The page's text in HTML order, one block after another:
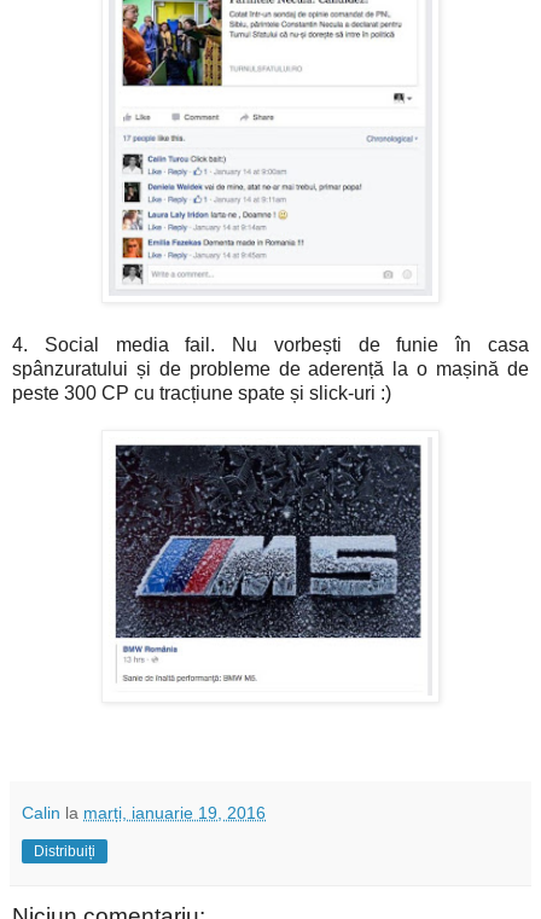
4. Social media fail. Nu vorbești de funie în casa
spânzuratului și de probleme de aderență la o mașină de
peste 300 CP cu tracțiune spate și slick-uri :)
Calin la marți, ianuarie 19, 2016
Distribuiți